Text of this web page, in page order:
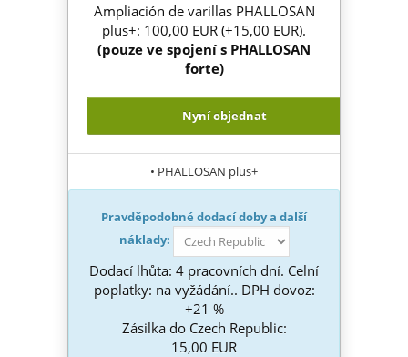
Ampliación de varillas PHALLOSAN
plus+: 100,00 EUR (+15,00 EUR).
(pouze ve spojení s PHALLOSAN
forte)
Nyní objednat
• PHALLOSAN plus+
Pravděpodobné dodací doby a další
náklady:
Dodací lhůta: 4 pracovních dní. Celní
poplatky: na vyžádání.. DPH dovoz:
+21 %
Zásilka do Czech Republic:
15,00 EUR